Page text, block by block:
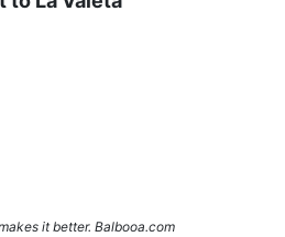
it better. Balbooa.com